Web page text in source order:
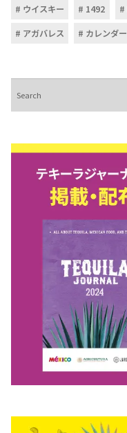
ウイスキー
1492
アガバレス
カレンダー
索